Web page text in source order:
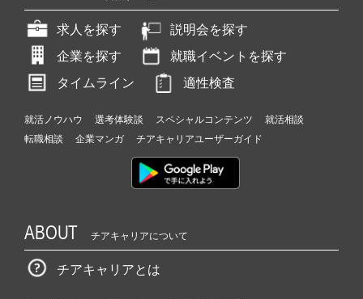
求人を探す
説明会を探す
企業を探す
就職イベントを探す
タイムライン
適性検査
就活ノウハウ 選考体験談 スペシャルコンテンツ
就活相談
転職相談
企業マンガ チアキャリアユーザーガイド
ABOUT チアキャリアについて
チアキャリアとは